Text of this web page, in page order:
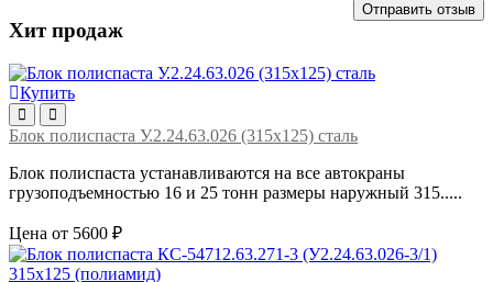
Отправить отзыв
Хит продаж
Купить
Блок полиспаста У.2.24.63.026 (315х125) сталь
Блок полиспаста устанавливаются на все автокраны
грузоподъемностью 16 и 25 тонн размеры наружный 315.....
Цена от 5600 ₽